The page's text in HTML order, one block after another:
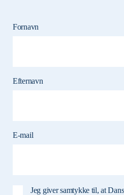
Fornavn
Efternavn
E-mail
Jeg giver samtykke til, at